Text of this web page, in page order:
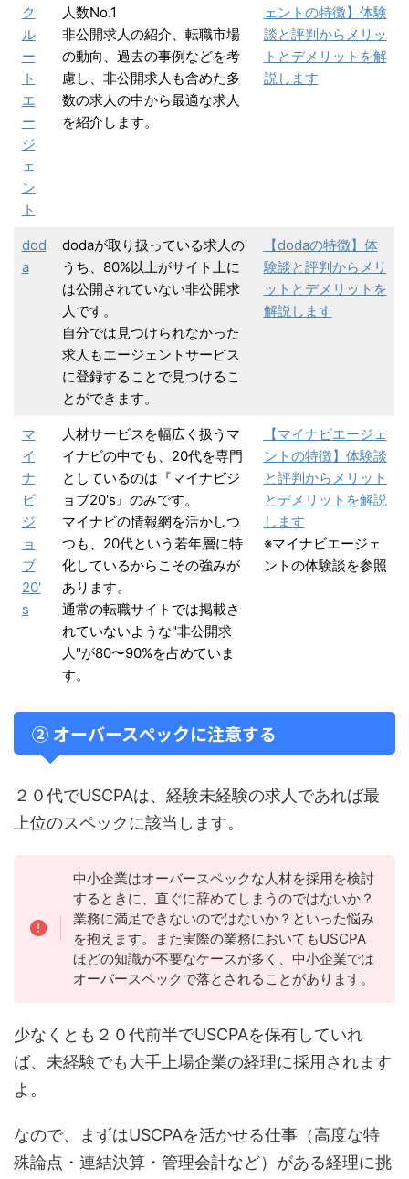
ク
ル
ー
ト
エ
ー
ジ
ェ
ン
ト
人数No.1
非公開求人の紹介、転職市場
の動向、過去の事例などを考
慮し、非公開求人も含めた多
数の求人の中から最適な求人
を紹介します。
ェントの特徴】体験
談と評判からメリッ
トとデメリットを解
説します
dod
a
dodaが取り扱っている求人の
うち、80%以上がサイト上に
は公開されていない非公開求
人です。
自分では見つけられなかった
求人もエージェントサービス
に登録することで見つけるこ
とができます。
【dodaの特徴】体
験談と評判からメリ
ットとデメリットを
解説します
マ
イ
ナ
ビ
ジ
ョ
ブ
20'
s
人材サービスを幅広く扱うマ
イナビの中でも、20代を専門
としているのは『マイナビジ
ョブ20's』のみです。
マイナビの情報網を活かしつ
つも、20代という若年層に特
化しているからこその強みが
あります。
通常の転職サイトでは掲載さ
れていないような"非公開求
人"が80〜90%を占めていま
す。
【マイナビエージェ
ントの特徴】体験談
と評判からメリット
とデメリットを解説
します
※マイナビエージェ
ントの体験談を参照
② オーバースペックに注意する
２０代でUSCPAは、経験未経験の求人であれば最
上位のスペックに該当します。
中小企業はオーバースペックな人材を採用を検討
するときに、直ぐに辞めてしまうのではないか？
業務に満足できないのではないか？といった悩み
を抱えます。また実際の業務においてもUSCPA
ほどの知識が不要なケースが多く、中小企業では
オーバースペックで落とされることがあります。
少なくとも２０代前半でUSCPAを保有していれ
ば、未経験でも大手上場企業の経理に採用されます
よ。
なので、まずはUSCPAを活かせる仕事（高度な特
殊論点・連結決算・管理会計など）がある経理に挑